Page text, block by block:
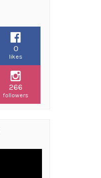
0
likes
266
followers